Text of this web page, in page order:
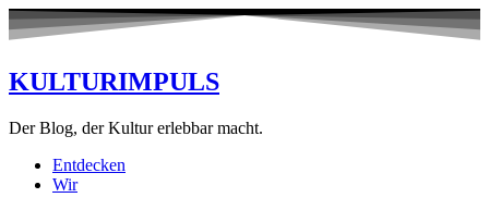
KULTURIMPULS
Der Blog, der Kultur erlebbar macht.
Entdecken
Wir